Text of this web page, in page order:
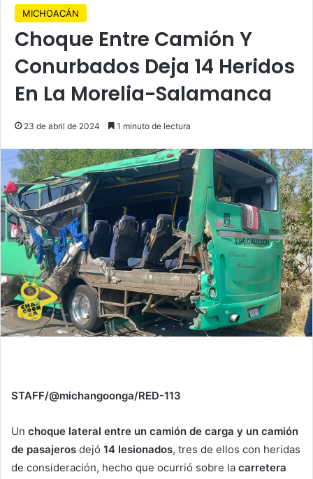
MICHOACÁN
Choque Entre Camión Y
Conurbados Deja 14 Heridos
En La Morelia-Salamanca
23 de abril de 2024 1 minuto de lectura
STAFF/@michangoonga/RED-113
Un choque lateral entre un camión de carga y un camión
de pasajeros dejó 14 lesionados, tres de ellos con heridas
de consideración, hecho que ocurrió sobre la carretera